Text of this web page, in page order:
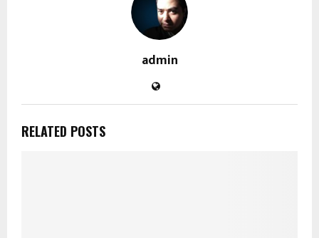
admin
RELATED POSTS